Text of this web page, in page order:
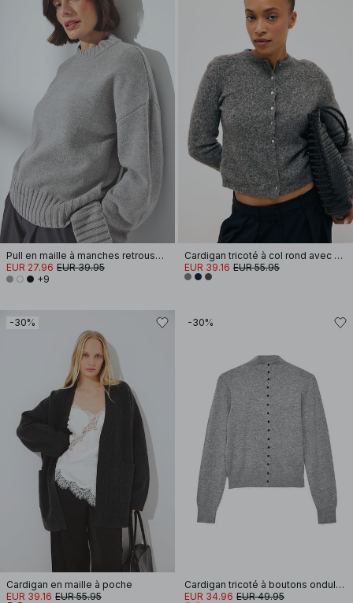
Pull en maille à manches retroussées
EUR 27.96 EUR 39.95
+9
Cardigan tricoté à col rond avec boutons
EUR 39.16 EUR 55.95
-30%
Cardigan en maille à poche
EUR 39.16 EUR 55.95
-30%
Cardigan tricoté à boutons ondulés
EUR 34.96 EUR 49.95